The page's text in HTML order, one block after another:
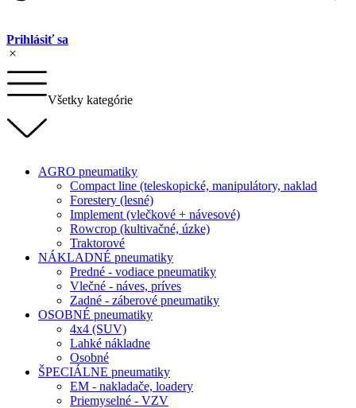
Prihlásiť sa
Všetky kategórie
AGRO pneumatiky
Compact line (teleskopické, manipulátory, naklad
Forestery (lesné)
Implement (vlečkové + návesové)
Rowcrop (kultivačné, úzke)
Traktorové
NÁKLADNÉ pneumatiky
Predné - vodiace pneumatiky
Vlečné - náves, príves
Zadné - záberové pneumatiky
OSOBNÉ pneumatiky
4x4 (SUV)
Lahké nákladne
Osobné
ŠPECIÁLNE pneumatiky
EM - nakladače, loadery
Priemyselné - VZV